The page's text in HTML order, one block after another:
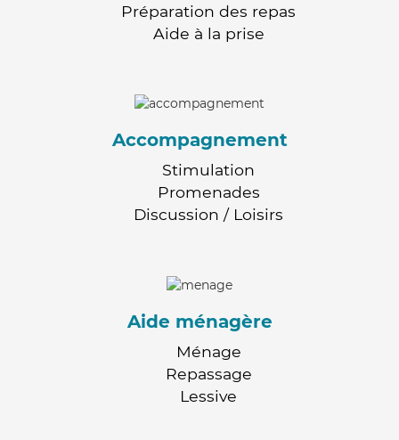
Préparation des repas
Aide à la prise
Accompagnement
Stimulation
Promenades
Discussion / Loisirs
Aide ménagère
Ménage
Repassage
Lessive